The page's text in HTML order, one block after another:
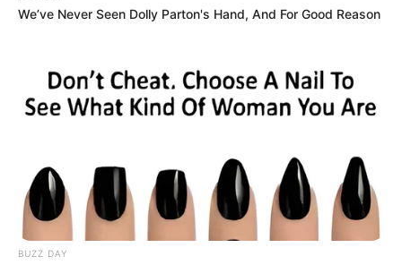
We’ve Never Seen Dolly Parton's Hand, And For Good Reason
BUZZ DAY